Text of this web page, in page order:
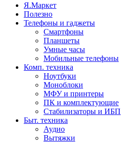
Я.Маркет
Полезно
Телефоны и гаджеты
Смартфоны
Планшеты
Умные часы
Мобильные телефоны
Комп. техника
Ноутбуки
Моноблоки
МФУ и принтеры
ПК и комплектующие
Стабилизаторы и ИБП
Быт. техника
Аудио
Вытяжки